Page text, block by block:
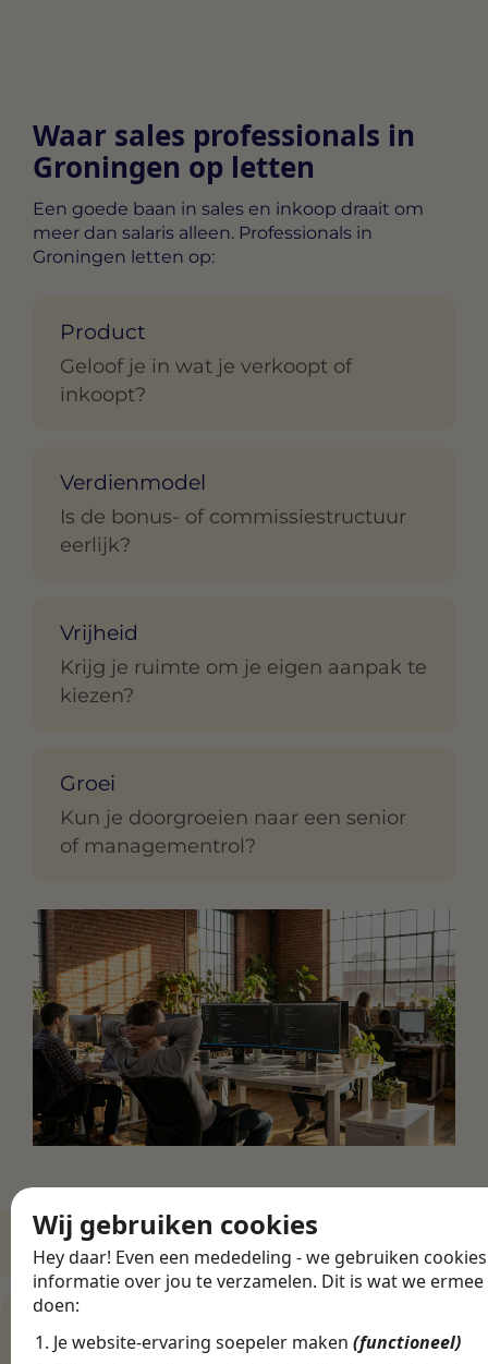
Wij gebruiken cookies
Hey daar! Even een mededeling - we gebruiken
informatie over jou te verzamelen. Dit is wat we ermee
doen:
Je website-ervaring soepeler maken(functioneel)
Waar sales professionals in
Groningen op letten
Een goede baan in sales en inkoop draait om
meer dan salaris alleen. Professionals in
Groningen letten op:
Product
Geloof je in wat je verkoopt of
inkoopt?
Verdienmodel
Is de bonus- of commissiestructuur
eerlijk?
Vrijheid
Krijg je ruimte om je eigen aanpak te
kiezen?
Groei
Kun je doorgroeien naar een senior
of managementrol?
ZO WERKT HET
Een sales baan in
Groningen vinden